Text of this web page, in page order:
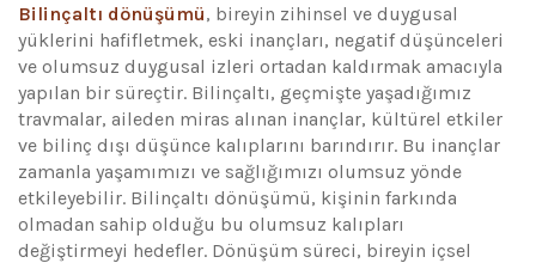
Bilinçaltı dönüşümü, bireyin zihinsel ve duygusal
yüklerini hafifletmek, eski inançları, negatif düşünceleri
ve olumsuz duygusal izleri ortadan kaldırmak amacıyla
yapılan bir süreçtir. Bilinçaltı, geçmişte yaşadığımız
travmalar, aileden miras alınan inançlar, kültürel etkiler
ve bilinç dışı düşünce kalıplarını barındırır. Bu inançlar
zamanla yaşamımızı ve sağlığımızı olumsuz yönde
etkileyebilir. Bilinçaltı dönüşümü, kişinin farkında
olmadan sahip olduğu bu olumsuz kalıpları
değiştirmeyi hedefler. Dönüşüm süreci, bireyin içsel